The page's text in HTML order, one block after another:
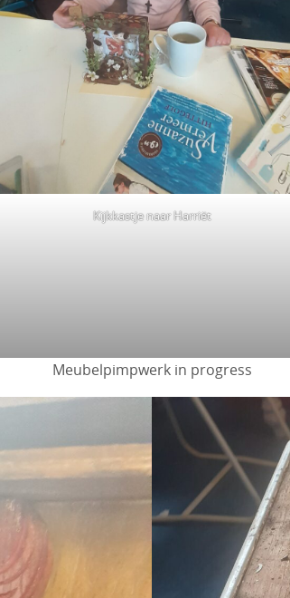
Kijkkastje naar Harriët
Meubelpimpwerk in progress